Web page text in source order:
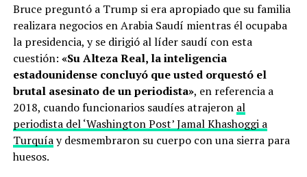
Bruce preguntó a Trump si era apropiado que su familia
realizara negocios en Arabia Saudí mientras él ocupaba
la presidencia, y se dirigió al líder saudí con esta
cuestión: «Su Alteza Real, la inteligencia
estadounidense concluyó que usted orquestó el
brutal asesinato de un periodista», en referencia a
2018, cuando funcionarios saudíes atrajeron al
periodista del ‘Washington Post’ Jamal Khashoggi a
Turquíay desmembraron su cuerpo con una sierra para
huesos.